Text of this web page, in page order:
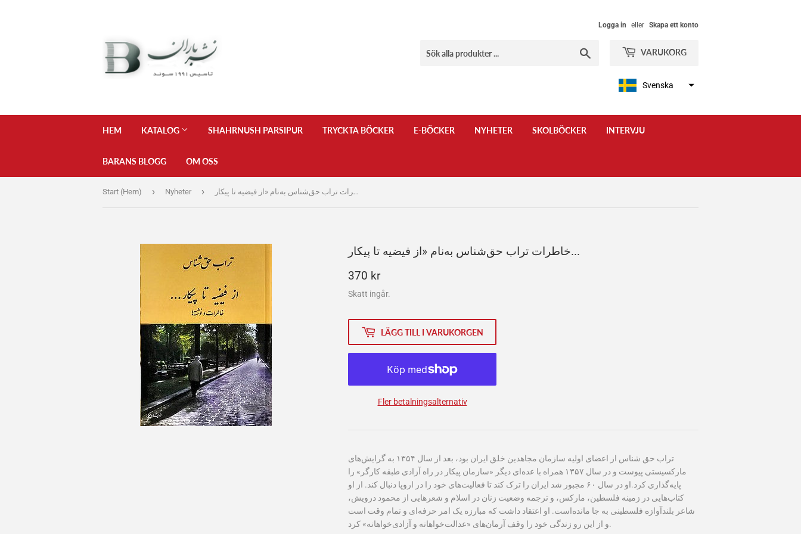
Logga in eller Skapa ett konto
VARUKORG
Svenska
HEM KATALOG SHAHRNUSH PARSIPUR TRYCKTA BÖCKER E-BÖCKER NYHETER SKOLBÖCKER INTERVJU
BARANS BLOGG OM OSS
Start (Hem) › Nyheter › خاطرات تراب حق‌شناس به‌نام «از فیضیه تا پیکار...
خاطرات تراب حق‌شناس به‌نام «از فیضیه تا پیکار...
370 kr370
kr
Skatt ingår.
LÄGG TILL I VARUKORGEN
Fler betalningsalternativ
تراب حق شناس از اعضای اولیه سازمان مجاهدین خلق ایران بود، بعد از سال ۱۳۵۴ به گرایش‌های
مارکسیستی پیوست و در سال ۱۳۵۷ همراه با عده‌ای دیگر «سازمان پیکار در راه آزادی طبقه کارگر» را
پایه‌گذاری کرد.او در سال ۶۰ مجبور شد ایران را ترک کند تا فعالیت‌های خود را در اروپا دنبال کند. از او
کتاب‌هایی در زمینه فلسطین، مارکس، و ترجمه وضعیت زنان در اسلام و شعرهایی از محمود درویش،
شاعر بلندآوازه فلسطینی به جا مانده‌است. او اعتقاد داشت که مبارزه یک امر حرفه‌ای و تمام وقت است
و از این رو زندگی خود را وقف آرمان‌های «عدالت‌خواهانه و آزادی‌خواهانه» کرد.